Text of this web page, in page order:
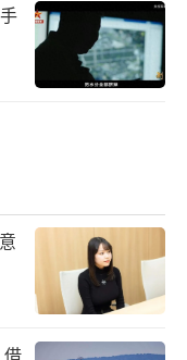
导弹分弹头落
话称，俄军当
联合打击。作
向乌克兰目标
程高超音速导